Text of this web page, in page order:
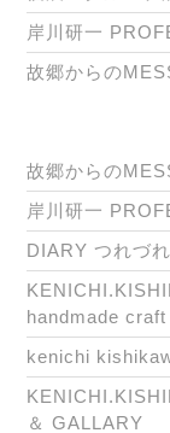
岸川研一
故郷からの
故郷からの
岸川研一
DIARY つれづ
handmade
kenichi
＆ GALLARY